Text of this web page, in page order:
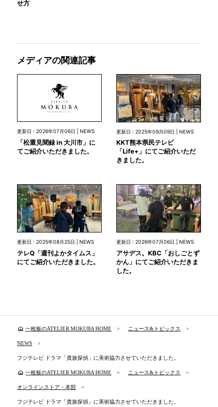
せ方
メディアの関連記事
更新日 : 2026年07月06日 | NEWS
「松重見聞録 in 大川市」に
てご紹介いただきました。
更新日 : 2025年09月09日 | NEWS
KKT熊本県民テレビ
「Life+」にてご紹介いただ
きました。
更新日 : 2025年08月25日 | NEWS
テレQ「週刊よかタイムス」
にてご紹介いただきました。
更新日 : 2026年07月06日 | NEWS
アサデス。KBC「おしごとず
かん」にてご紹介いただきま
した。
home 一枚板のATELIER MOKUBA HOME ニュース&トピックス
NEWS
フジテレビ ドラマ「貴族探偵」に美術協力させていただきました。
home 一枚板のATELIER MOKUBA HOME ニュース&トピックス
オンラインストア・本部
フジテレビ ドラマ「貴族探偵」に美術協力させていただきました。